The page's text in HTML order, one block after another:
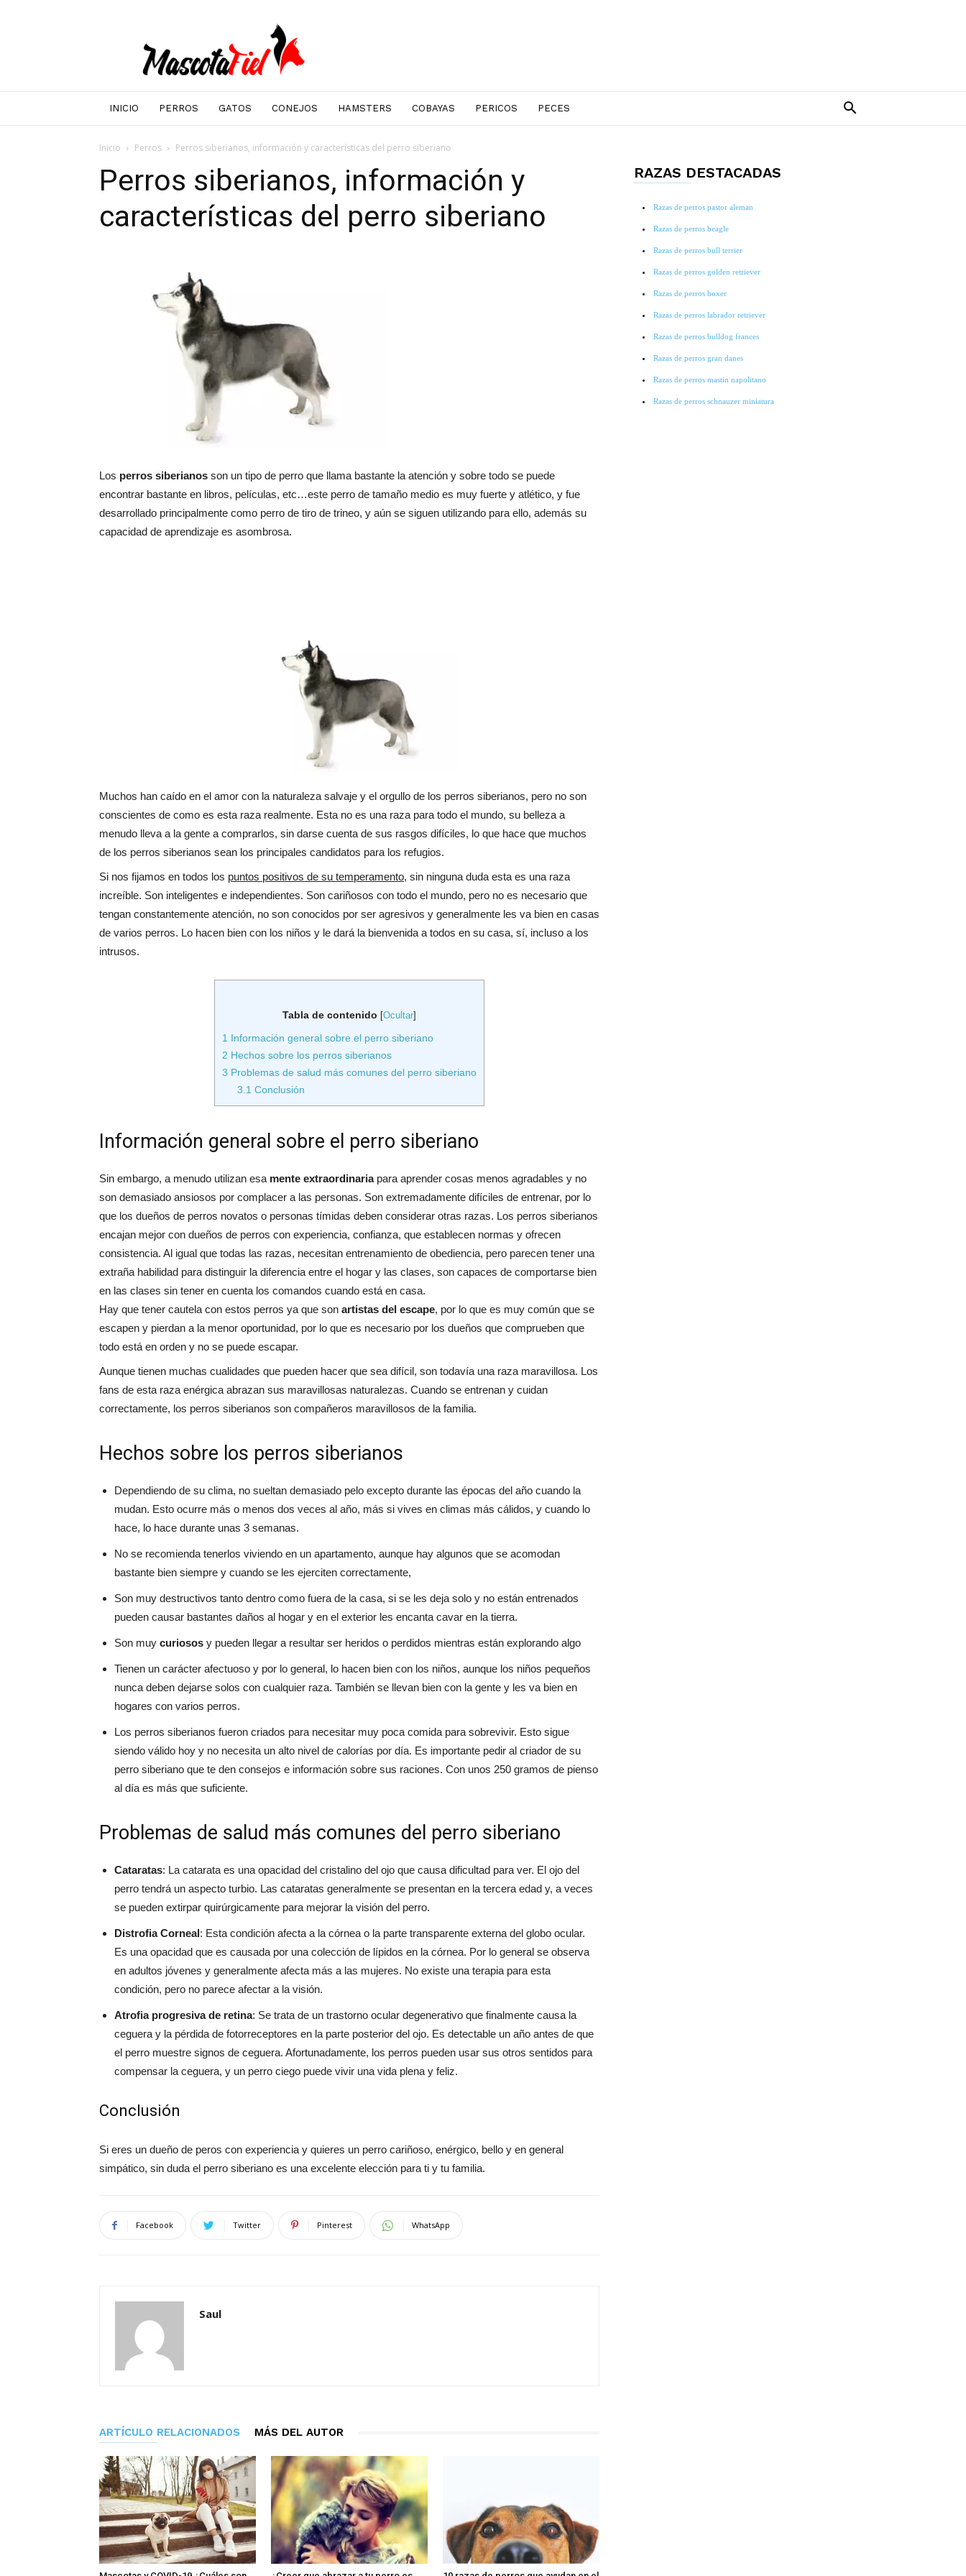
Mascotafiel
INICIO PERROS GATOS CONEJOS HAMSTERS COBAYAS PERICOS PECES
Inicio Perros Perros siberianos, información y características del perro siberiano
Perros siberianos, información y
características del perro siberiano
Los perros siberianos son un tipo de perro que llama bastante la atención y sobre todo se puede
encontrar bastante en libros, películas, etc…este perro de tamaño medio es muy fuerte y atlético, y fue
desarrollado principalmente como perro de tiro de trineo, y aún se siguen utilizando para ello, además su
capacidad de aprendizaje es asombrosa.
Muchos han caído en el amor con la naturaleza salvaje y el orgullo de los perros siberianos, pero no son
conscientes de como es esta raza realmente. Esta no es una raza para todo el mundo, su belleza a
menudo lleva a la gente a comprarlos, sin darse cuenta de sus rasgos difíciles, lo que hace que muchos
de los perros siberianos sean los principales candidatos para los refugios.
Si nos fijamos en todos los puntos positivos de su temperamento, sin ninguna duda esta es una raza
increíble. Son inteligentes e independientes. Son cariñosos con todo el mundo, pero no es necesario que
tengan constantemente atención, no son conocidos por ser agresivos y generalmente les va bien en casas
de varios perros. Lo hacen bien con los niños y le dará la bienvenida a todos en su casa, sí, incluso a los
intrusos.
Tabla de contenido [Ocultar]
1 Información general sobre el perro siberiano
2 Hechos sobre los perros siberianos
3 Problemas de salud más comunes del perro siberiano
3.1 Conclusión
Información general sobre el perro siberiano
Sin embargo, a menudo utilizan esa mente extraordinariapara aprender cosas menos agradables y no
son demasiado ansiosos por complacer a las personas. Son extremadamente difíciles de entrenar, por lo
que los dueños de perros novatos o personas tímidas deben considerar otras razas. Los perros siberianos
encajan mejor con dueños de perros con experiencia, confianza, que establecen normas y ofrecen
consistencia. Al igual que todas las razas, necesitan entrenamiento de obediencia, pero parecen tener una
extraña habilidad para distinguir la diferencia entre el hogar y las clases, son capaces de comportarse bien
en las clases sin tener en cuenta los comandos cuando está en casa.
Hay que tener cautela con estos perros ya que son artistas del escape, por lo que es muy común que se
escapen y pierdan a la menor oportunidad, por lo que es necesario por los dueños que comprueben que
todo está en orden y no se puede escapar.
Aunque tienen muchas cualidades que pueden hacer que sea difícil, son todavía una raza maravillosa. Los
fans de esta raza enérgica abrazan sus maravillosas naturalezas. Cuando se entrenan y cuidan
correctamente, los perros siberianos son compañeros maravillosos de la familia.
Hechos sobre los perros siberianos
Dependiendo de su clima, no sueltan demasiado pelo excepto durante las épocas del año cuando la
mudan. Esto ocurre más o menos dos veces al año, más si vives en climas más cálidos, y cuando lo
hace, lo hace durante unas 3 semanas.
No se recomienda tenerlos viviendo en un apartamento, aunque hay algunos que se acomodan
bastante bien siempre y cuando se les ejerciten correctamente,
Son muy destructivos tanto dentro como fuera de la casa, si se les deja solo y no están entrenados
pueden causar bastantes daños al hogar y en el exterior les encanta cavar en la tierra.
Son muy curiosos y pueden llegar a resultar ser heridos o perdidos mientras están explorando algo
Tienen un carácter afectuoso y por lo general, lo hacen bien con los niños, aunque los niños pequeños
nunca deben dejarse solos con cualquier raza. También se llevan bien con la gente y les va bien en
hogares con varios perros.
Los perros siberianos fueron criados para necesitar muy poca comida para sobrevivir. Esto sigue
siendo válido hoy y no necesita un alto nivel de calorías por día. Es importante pedir al criador de su
perro siberiano que te den consejos e información sobre sus raciones. Con unos 250 gramos de pienso
al día es más que suficiente.
Problemas de salud más comunes del perro siberiano
Cataratas: La catarata es una opacidad del cristalino del ojo que causa dificultad para ver. El ojo del
perro tendrá un aspecto turbio. Las cataratas generalmente se presentan en la tercera edad y, a veces
se pueden extirpar quirúrgicamente para mejorar la visión del perro.
Distrofia Corneal: Esta condición afecta a la córnea o la parte transparente externa del globo ocular.
Es una opacidad que es causada por una colección de lípidos en la córnea. Por lo general se observa
en adultos jóvenes y generalmente afecta más a las mujeres. No existe una terapia para esta
condición, pero no parece afectar a la visión.
Atrofia progresiva de retina: Se trata de un trastorno ocular degenerativo que finalmente causa la
ceguera y la pérdida de fotorreceptores en la parte posterior del ojo. Es detectable un año antes de que
el perro muestre signos de ceguera. Afortunadamente, los perros pueden usar sus otros sentidos para
compensar la ceguera, y un perro ciego puede vivir una vida plena y feliz.
Conclusión
Si eres un dueño de peros con experiencia y quieres un perro cariñoso, enérgico, bello y en general
simpático, sin duda el perro siberiano es una excelente elección para ti y tu familia.
Facebook Twitter Pinterest WhatsApp
Saul
ARTÍCULO RELACIONADOS MÁS DEL AUTOR
RAZAS DESTACADAS
Razas de perros pastor aleman
Razas de perros beagle
Razas de perros bull terrier
Razas de perros golden retriever
Razas de perros boxer
Razas de perros labrador retriever
Razas de perros bulldog frances
Razas de perros gran danes
Razas de perros mastin napolitano
Razas de perros schnauzer miniatura